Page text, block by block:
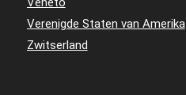
Verenigde Staten van Amerika
Zwitserland